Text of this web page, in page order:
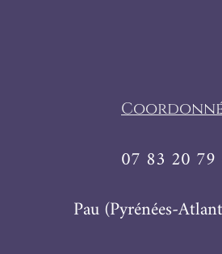
07 83 20 79
Pau (Pyrénées-